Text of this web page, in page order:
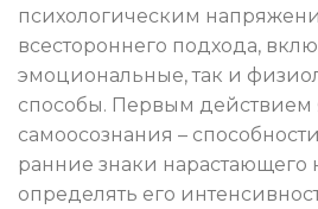
психологическим
всестороннего подхода,
эмоциональные, так и
способы. Первым действием
самоосознания –
ранние знаки нарастающего
определять его